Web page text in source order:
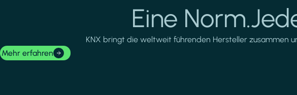
Eine
KNX bringt die weltweit führenden Hersteller zusammen
Mehr erfahren